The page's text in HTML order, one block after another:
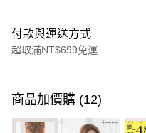
付款與運送方式
超取滿NT$699免運
信用卡一次付款
超商取貨付款
商品加價購 (12)